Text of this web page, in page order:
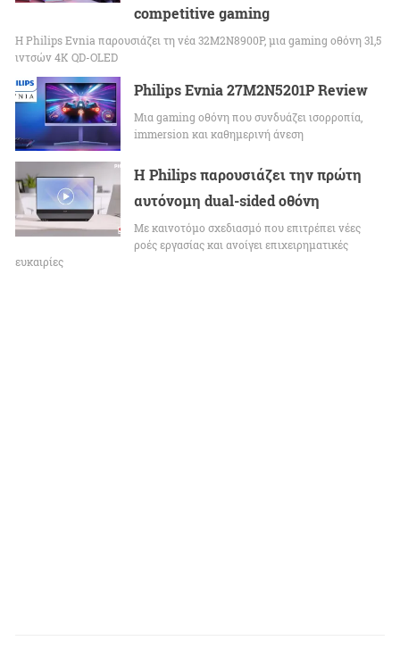
competitive gaming
Η Philips Evnia παρουσιάζει τη νέα 32M2N8900P, μια gaming οθόνη 31,5
ιντσών 4K QD-OLED
Philips Evnia 27M2N5201P Review
Μια gaming οθόνη που συνδυάζει ισορροπία,
immersion και καθημερινή άνεση
Η Philips παρουσιάζει την πρώτη
αυτόνομη dual-sided οθόνη
Με καινοτόμο σχεδιασμό που επιτρέπει νέες
ροές εργασίας και ανοίγει επιχειρηματικές
ευκαιρίες